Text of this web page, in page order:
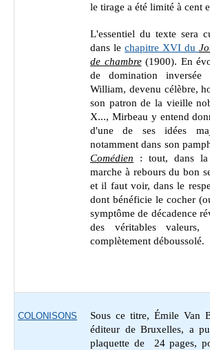
le tirage a été limité à cent
L'essentiel du texte sera
dans le chapitre XVI du
de chambre(1900). En
de domination inversée
William, devenu célèbre,
son patron de la vieille
X..., Mirbeau y entend
d'une de ses idées
notamment dans son
Comédien : tout, dans la
marche à rebours du bon
et il faut voir, dans le
dont bénéficie le cocher
symptôme de décadence
des véritables valeurs,
complètement déboussolé.
COLONISONS
Sous ce titre, Émile Van
éditeur de Bruxelles, a
plaquette de 24 pages,